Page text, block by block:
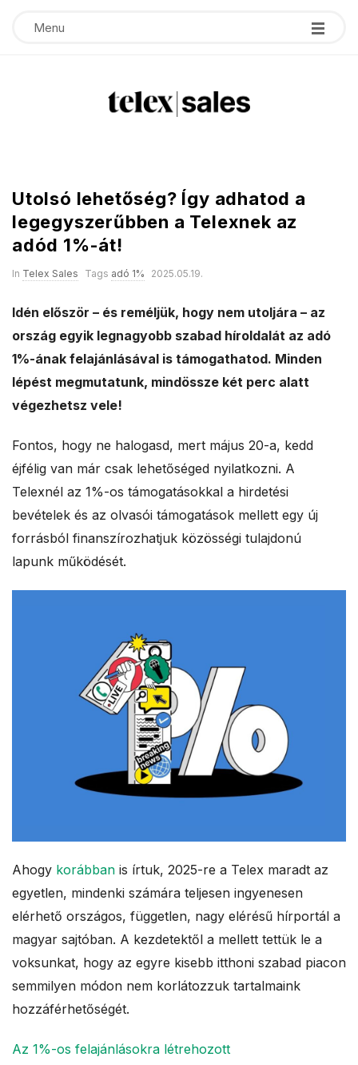
Menu
l
e
s
a
l
e
s
Utolsó lehetőség? Így adhatod a
legegyszerűbben a Telexnek az
adód 1%-át!
In Telex Sales Tags adó 1% 2025.05.19.
Idén először – és reméljük, hogy nem utoljára – az
ország egyik legnagyobb szabad híroldalát az adó
1%-ának felajánlásával is támogathatod. Minden
lépést megmutatunk, mindössze két perc alatt
végezhetsz vele!
Fontos, hogy ne halogasd, mert május 20-a, kedd
éjfélig van már csak lehetőséged nyilatkozni. A
Telexnél az 1%-os támogatásokkal a hirdetési
bevételek és az olvasói támogatások mellett egy új
forrásból finanszírozhatjuk közösségi tulajdonú
lapunk működését.
Ahogy korábban is írtuk, 2025-re a Telex maradt az
egyetlen, mindenki számára teljesen ingyenesen
elérhető országos, független, nagy elérésű hírportál a
magyar sajtóban. A kezdetektől a mellett tettük le a
voksunkat, hogy az egyre kisebb itthoni szabad piacon
semmilyen módon nem korlátozzuk tartalmaink
hozzáférhetőségét.
Az 1%-os felajánlásokra létrehozott